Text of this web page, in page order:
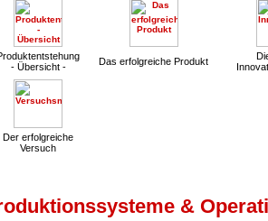
- Übersicht -
Das erfolgreiche Produkt
Der erfolgreiche
Versuch
&